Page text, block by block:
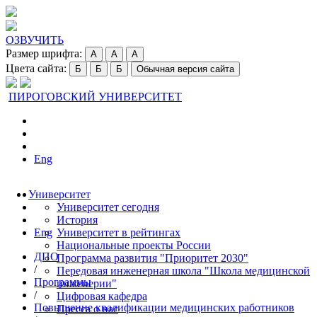
ОЗВУЧИТЬ
Размер шрифта:
A A A
Цвета сайта: Б Б Б Обычная версия сайта
ПИРОГОВСКИЙ УНИВЕРСИТЕТ
Eng
Университет
Университет сегодня
История
Университет в рейтингах
Национальные проекты России
Программа развития "Приоритет 2030"
Передовая инженерная школа "Школа медицинской
инженерии"
Цифровая кафедра
Пресса о нас
Eng
ДПО
/
Программы
/
Повышение квалификации медицинских работников